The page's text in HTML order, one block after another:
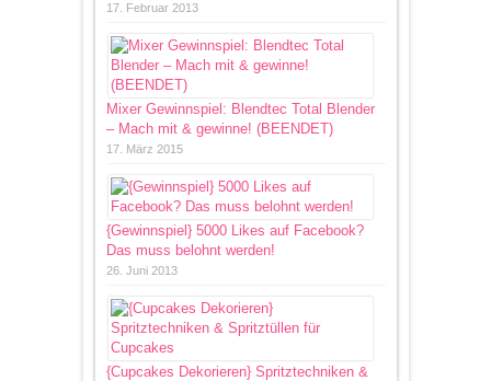
17. Februar 2013
Mixer Gewinnspiel: Blendtec Total Blender
– Mach mit & gewinne! (BEENDET)
17. März 2015
{Gewinnspiel} 5000 Likes auf Facebook?
Das muss belohnt werden!
26. Juni 2013
{Cupcakes Dekorieren} Spritztechniken &